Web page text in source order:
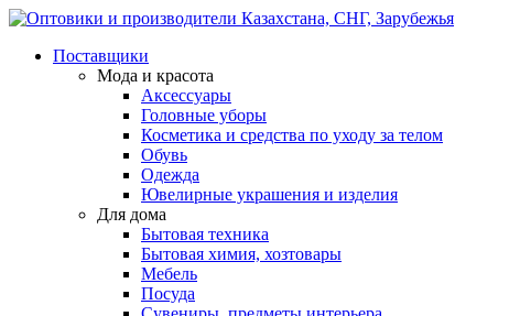
Поставщики
Мода и красота
Аксессуары
Головные уборы
Косметика и средства по уходу за телом
Обувь
Одежда
Ювелирные украшения и изделия
Для дома
Бытовая техника
Бытовая химия, хозтовары
Мебель
Посуда